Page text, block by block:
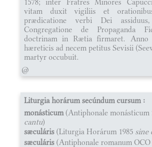
vitam duxit vigiliis et
prædicatione verbi Dei
Congregatione de Propaganda
doctrinam in Rætia firmaret. Anno
hæreticis ad necem petitus Sevisii
martyr occubuit.
@
Liturgia horárum secúndum cursum :
monásticum(Antiphonale monásticum
cantu)
sæculáris (Liturgia Horárum 1985 sine
sæculáris (Antiphonale romanum OCO